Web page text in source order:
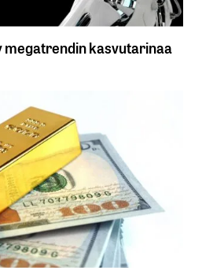
megatrendin kasvutarinaa